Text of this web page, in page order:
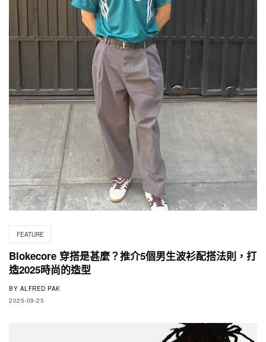
FEATURE
Blokecore 穿搭是甚麼？推介5個男生波衫配搭法則，打
造2025時尚的造型
BY ALFRED PAK
2025-09-25